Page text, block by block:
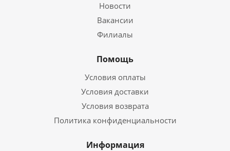
Новости
Вакансии
Филиалы
Помощь
Условия оплаты
Условия доставки
Условия возврата
Политика конфиденциальности
Информация